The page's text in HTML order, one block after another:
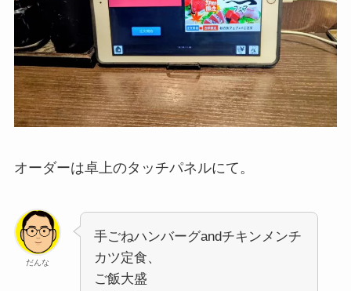
オーダーは卓上のタッチパネルにて。
だんな
手ごねハンバーグandチキンメンチ
カツ定食、
ご飯大盛